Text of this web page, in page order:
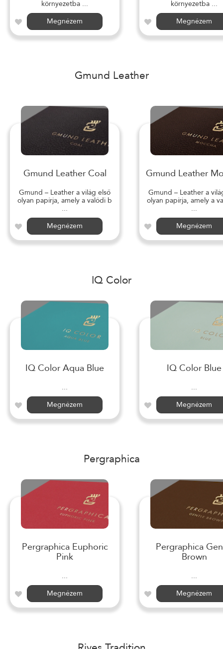
környezetba ...
Megnézem
környezetba ...
Megnézem
Gmund Leather
Gmund Leather Coal
Gmund – Leather a világ első
olyan papírja, amely a valódi b
...
Megnézem
Gmund Leather
Gmund – Leather a
olyan papírja, amely a
...
Megnézem
IQ Color
IQ Color Aqua Blue
...
Megnézem
IQ Color Blue
...
Megnézem
Pergraphica
Pergraphica Euphoric
Pink
...
Megnézem
Pergraphica
Brown
...
Megnézem